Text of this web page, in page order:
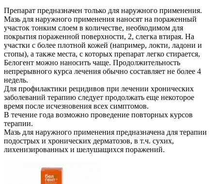
Препарат предназначен только для наружного применения.
Мазь для наружного применения наносят на пораженный
участок тонким слоем в количестве, необходимом для
покрытия пораженной поверхности, 2, слегка втирая. На
участки с более плотной кожей (например, локти, ладони и
стопы), а также места, с которых препарат легко стирается,
Белогент можно наносить чаще. Продолжительность
непрерывного курса лечения обычно составляет не более 4
недель.
Для профилактики рецидивов при лечении хронических
заболеваний терапию следует продолжать еще некоторое
время после исчезновения всех симптомов.
В течение года возможно проведение повторных курсов
терапии.
Мазь для наружного применения предназначена для терапии
подострых и хронических дерматозов, в т.ч. сухих,
лихенизированных и шелушащихся поражений.